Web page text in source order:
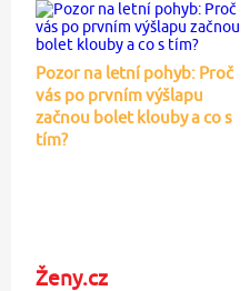
Pozor na letní pohyb: Proč
vás po prvním výšlapu
začnou bolet klouby a co s
tím?
Ženy.cz